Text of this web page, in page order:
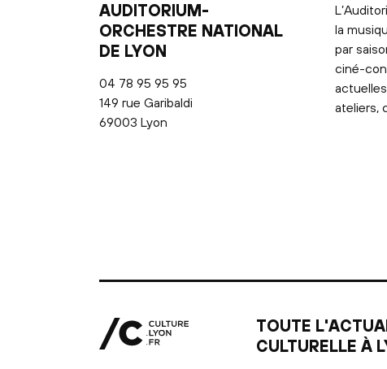
AUDITORIUM-
ORCHESTRE NATIONAL
DE LYON
04 78 95 95 95
149 rue Garibaldi
69003 Lyon
la
par
ciné-
ateliers,
TOUTE
CULTURELLE À